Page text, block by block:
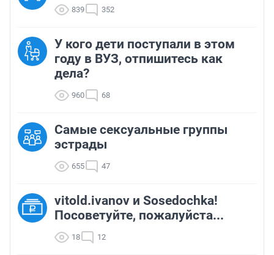
839 352
У кого дети поступали в этом
году в ВУЗ, отпишитесь как
дела?
960 68
Самые сексуальные группы
эстрады
655 47
vitold.ivanov и Sosedochka!
Посоветуйте, пожалуйста...
18 12